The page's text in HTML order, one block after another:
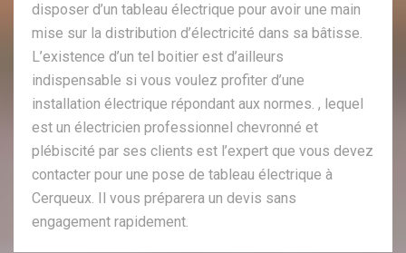
disposer d’un tableau électrique pour avoir une main
mise sur la distribution d’électricité dans sa bâtisse.
L’existence d’un tel boitier est d’ailleurs
indispensable si vous voulez profiter d’une
installation électrique répondant aux normes. , lequel
est un électricien professionnel chevronné et
plébiscité par ses clients est l’expert que vous devez
contacter pour une pose de tableau électrique à
Cerqueux. Il vous préparera un devis sans
engagement rapidement.